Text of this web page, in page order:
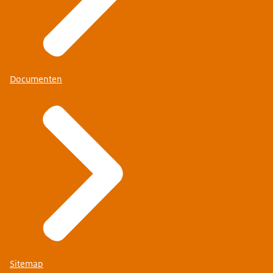
Documenten
Sitemap